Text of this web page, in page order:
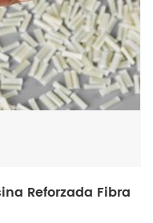
Reforzada Fibra